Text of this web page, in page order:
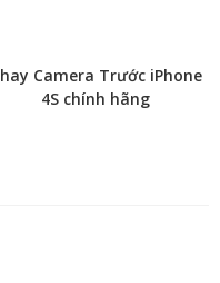
Camera Trước iPhone
4S chính hãng